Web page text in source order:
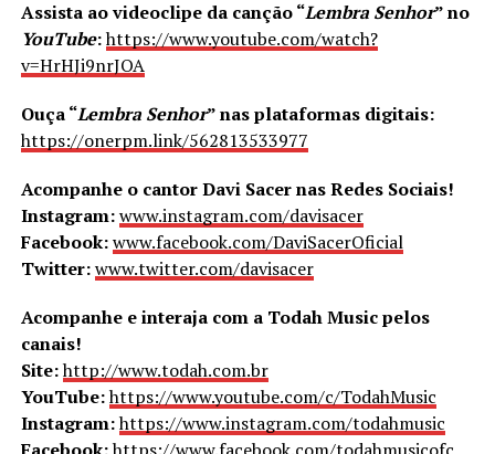
Assista ao videoclipe da canção “Lembra Senhor” no
YouTube:https://www.youtube.com/watch?
v=HrHJi9nrJOA
Ouça “Lembra Senhor” nas plataformas digitais:
https://onerpm.link/562813533977
Acompanhe o cantor Davi Sacer nas Redes Sociais!
Instagram:www.instagram.com/davisacer
Facebook:www.facebook.com/DaviSacerOficial
Twitter:www.twitter.com/davisacer
Acompanhe e interaja com a Todah Music pelos
canais!
Site:http://www.todah.com.br
YouTube:https://www.youtube.com/c/TodahMusic
Instagram:https://www.instagram.com/todahmusic